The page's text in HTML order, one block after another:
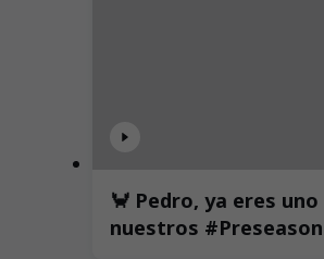
🦀 Pedro, ya eres
nuestros